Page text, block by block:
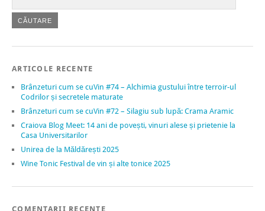
ARTICOLE RECENTE
Brânzeturi cum se cuVin #74 – Alchimia gustului între terroir-ul
Codrilor și secretele maturate
Brânzeturi cum se cuVin #72 – Silagiu sub lupă: Crama Aramic
Craiova Blog Meet: 14 ani de povești, vinuri alese și prietenie la
Casa Universitarilor
Unirea de la Măldărești 2025
Wine Tonic Festival de vin și alte tonice 2025
COMENTARII RECENTE